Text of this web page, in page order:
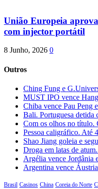
União Europeia
com injector portátil
8 Junho, 2026 0
Outros
Ching Fung e
MUST IPO vence
Chiba vence Pau Peng
Bali. Portuguesa detida
Com os olhos no título.
Pessoa caligráfico. Até
Shao Jiang goleia e
Droga em latas de
Argélia vence Jordânia
Argentina vence
Brasil Casinos China Coreia do Norte